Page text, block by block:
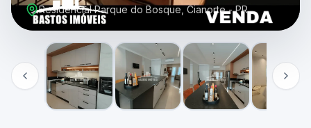
Residencial Parque do Bosque, Cianorte - PR